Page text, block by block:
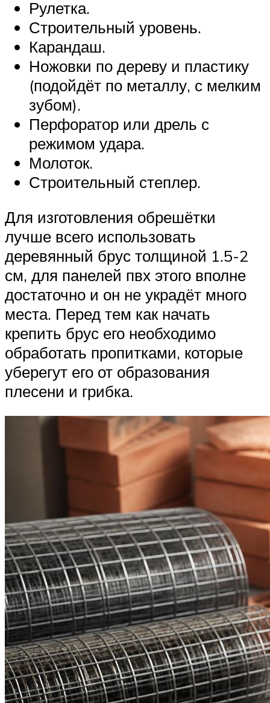
Рулетка.
Строительный уровень.
Карандаш.
Ножовки по дереву и пластику
(подойдёт по металлу, с мелким
зубом).
Перфоратор или дрель с
режимом удара.
Молоток.
Строительный степлер.
Для изготовления обрешётки
лучше всего использовать
деревянный брус толщиной 1.5-2
см, для панелей пвх этого вполне
достаточно и он не украдёт много
места. Перед тем как начать
крепить брус его необходимо
обработать пропитками, которые
уберегут его от образования
плесени и грибка.